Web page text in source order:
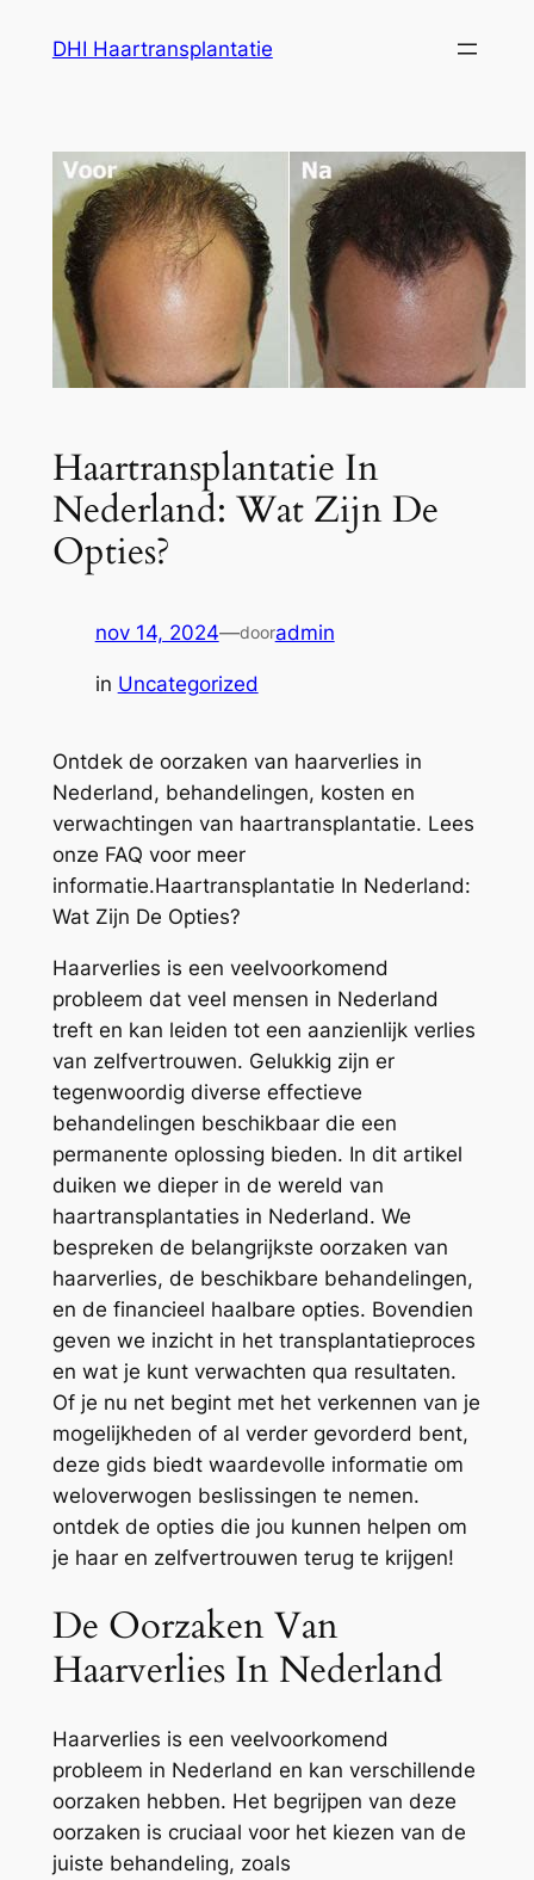
DHI Haartransplantatie
Haartransplantatie In
Nederland: Wat Zijn De
Opties?
nov 14, 2024—dooradmin
in Uncategorized
Ontdek de oorzaken van haarverlies in
Nederland, behandelingen, kosten en
verwachtingen van haartransplantatie. Lees
onze FAQ voor meer
informatie.Haartransplantatie In Nederland:
Wat Zijn De Opties?
Haarverlies is een veelvoorkomend
probleem dat veel mensen in Nederland
treft en kan leiden tot een aanzienlijk verlies
van zelfvertrouwen. Gelukkig zijn er
tegenwoordig diverse effectieve
behandelingen beschikbaar die een
permanente oplossing bieden. In dit artikel
duiken we dieper in de wereld van
haartransplantaties in Nederland. We
bespreken de belangrijkste oorzaken van
haarverlies, de beschikbare behandelingen,
en de financieel haalbare opties. Bovendien
geven we inzicht in het transplantatieproces
en wat je kunt verwachten qua resultaten.
Of je nu net begint met het verkennen van je
mogelijkheden of al verder gevorderd bent,
deze gids biedt waardevolle informatie om
weloverwogen beslissingen te nemen.
ontdek de opties die jou kunnen helpen om
je haar en zelfvertrouwen terug te krijgen!
De Oorzaken Van
Haarverlies In Nederland
Haarverlies is een veelvoorkomend
probleem in Nederland en kan verschillende
oorzaken hebben. Het begrijpen van deze
oorzaken is cruciaal voor het kiezen van de
juiste behandeling, zoals